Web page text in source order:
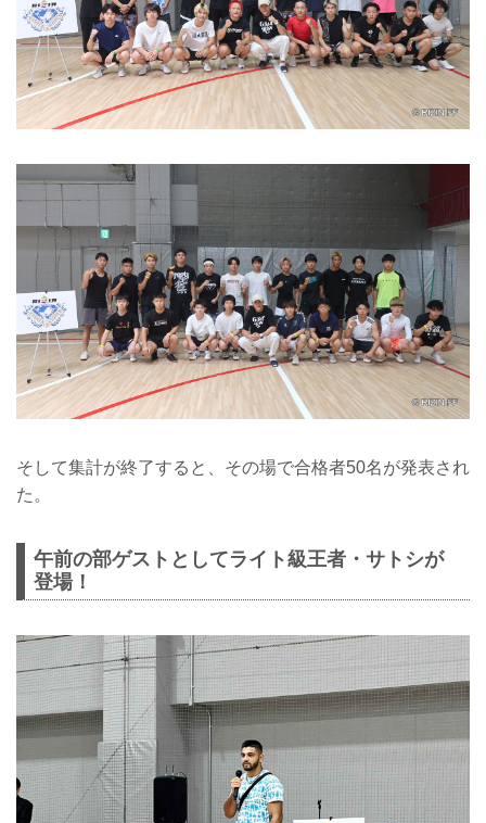
そして集計が終了すると、その場で合格者50名が発表され
た。
午前の部ゲストとしてライト級王者・サトシが
登場！